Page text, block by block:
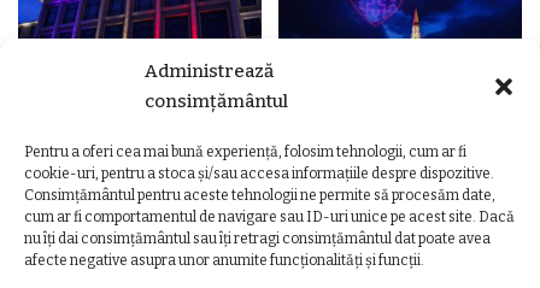
Administrează
consimțământul
Pentru a oferi cea mai bună experiență, folosim tehnologii, cum ar fi
cookie-uri, pentru a stoca și/sau accesa informațiile despre dispozitive.
Consimțământul pentru aceste tehnologii ne permite să procesăm date,
cum ar fi comportamentul de navigare sau ID-uri unice pe acest site. Dacă
nu îți dai consimțământul sau îți retragi consimțământul dat poate avea
afecte negative asupra unor anumite funcționalități și funcții.
Ziua Unirii Principatelor Române
– Clădiri și poduri din Cluj,
iluminate în culorile drapelului
Ziua Unirii la Cluj-Napoca.
Programul complet al
evenimentelor